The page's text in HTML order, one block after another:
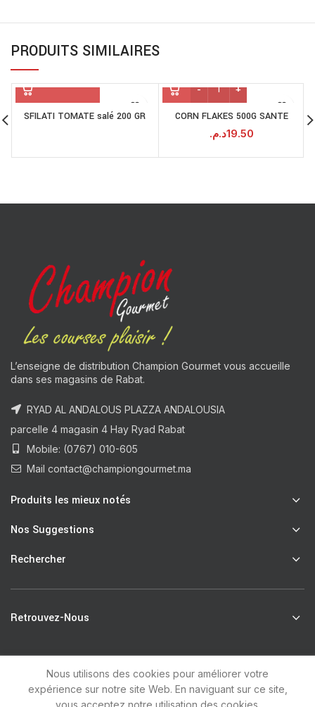
PRODUITS SIMILAIRES
SFILATI TOMATE salé 200 GR CORN FLAKES 500G SANTE
19.50د.م.
L’enseigne de distribution Champion Gourmet vous accueille
dans ses magasins de Rabat.
RYAD AL ANDALOUS PLAZZA ANDALOUSIA
parcelle 4 magasin 4 Hay Ryad Rabat
Mobile: (0767) 010-605
Mail contact@championgourmet.ma
Produits les mieux notés
Nos Suggestions
Rechercher
Retrouvez-Nous
Champion Gourmet 2021 byRunsoft.
Nous utilisons des cookies pour améliorer votre
expérience sur notre site Web. En naviguant sur ce site,
vous acceptez notre utilisation des cookies.